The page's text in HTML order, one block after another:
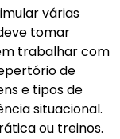
várias
tomar
trabalhar com
de
e tipos de
situacional.
ou treinos.